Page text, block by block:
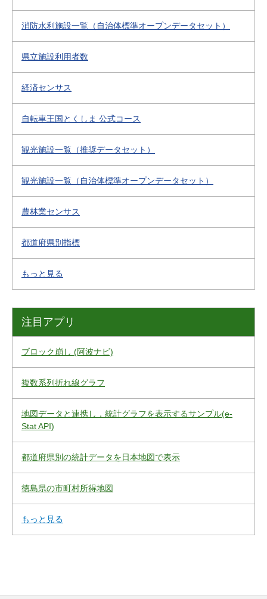
消防水利施設一覧（自治体標準オープンデータセット）
県立施設利用者数
経済センサス
自転車王国とくしま 公式コース
観光施設一覧（推奨データセット）
観光施設一覧（自治体標準オープンデータセット）
農林業センサス
都道府県別指標
もっと見る
注目アプリ
ブロック崩し (阿波ナビ)
複数系列折れ線グラフ
地図データと連携し，統計グラフを表示するサンプル(e-
Stat API)
都道府県別の統計データを日本地図で表示
徳島県の市町村所得地図
もっと見る